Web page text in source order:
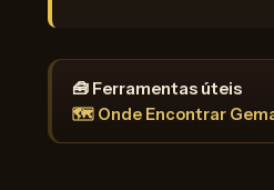
🧰 Ferramentas úteis
🗺️ Onde Encontrar